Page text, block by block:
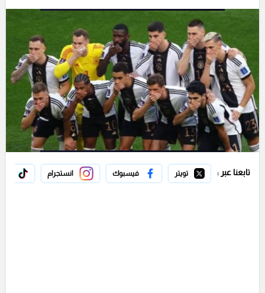
تابعنا عبر : تويتر فيسبوك انستجرام